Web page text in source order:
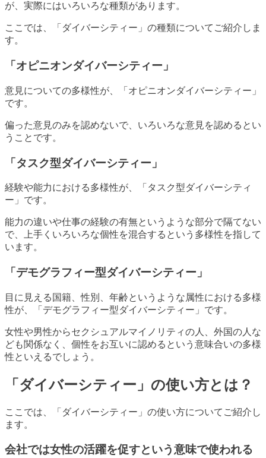
が、実際にはいろいろな種類があります。
ここでは、「ダイバーシティー」の種類についてご紹介しま
す。
「オピニオンダイバーシティー」
意見についての多様性が、「オピニオンダイバーシティー」
です。
偏った意見のみを認めないで、いろいろな意見を認めるとい
うことです。
「タスク型ダイバーシティー」
経験や能力における多様性が、「タスク型ダイバーシティ
ー」です。
能力の違いや仕事の経験の有無というような部分で隔てない
で、上手くいろいろな個性を混合するという多様性を指して
います。
「デモグラフィー型ダイバーシティー」
目に見える国籍、性別、年齢というような属性における多様
性が、「デモグラフィー型ダイバーシティー」です。
女性や男性からセクシュアルマイノリティの人、外国の人な
ども関係なく、個性をお互いに認めるという意味合いの多様
性といえるでしょう。
「ダイバーシティー」の使い方とは？
ここでは、「ダイバーシティー」の使い方についてご紹介し
ます。
会社では女性の活躍を促すという意味で使われる